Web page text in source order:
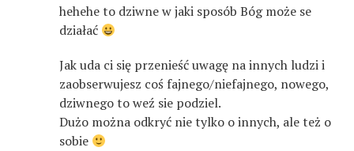
hehehe to dziwne w jaki sposób Bóg może se
działać
Jak uda ci się przenieść uwagę na innych ludzi i
zaobserwujesz coś fajnego/niefajnego, nowego,
dziwnego to weź sie podziel.
Dużo można odkryć nie tylko o innych, ale też o
sobie